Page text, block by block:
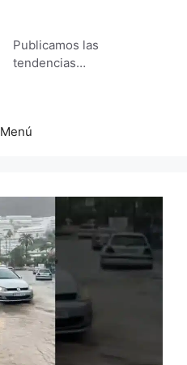
Publicamos las
tendencias…
Menú